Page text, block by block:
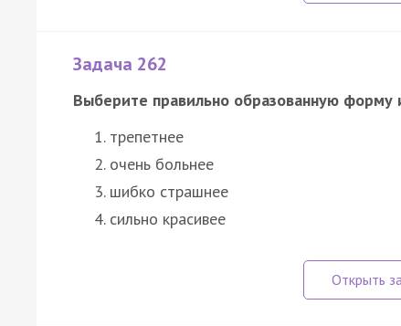
Задача 262
Выберите правильно образованную форму
трепетнее
очень больнее
шибко страшнее
сильно красивее